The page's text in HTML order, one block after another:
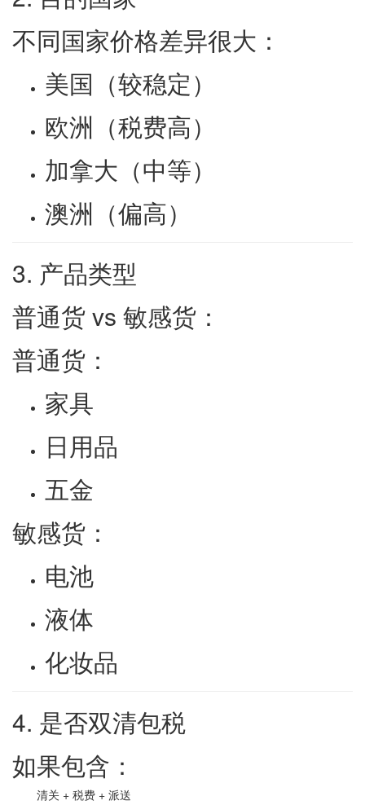
不同国家价格差异很大：
美国（较稳定）
欧洲（税费高）
加拿大（中等）
澳洲（偏高）
3. 产品类型
普通货 vs 敏感货：
普通货：
家具
日用品
五金
敏感货：
电池
液体
化妆品
4. 是否双清包税
如果包含：
清关 + 税费 + 派送